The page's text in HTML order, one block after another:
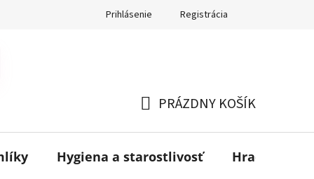
Prihlásenie Registrácia
KOŠÍK
PRÁZDNY KOŠÍK
Hygiena a starostlivosť Hračky